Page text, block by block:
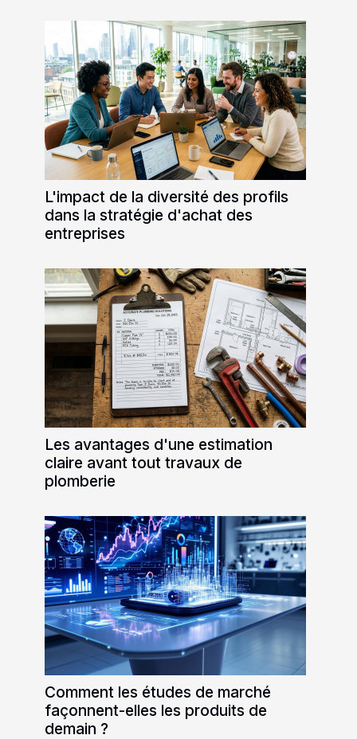
L'impact de la diversité des profils
dans la stratégie d'achat des
entreprises
Les avantages d'une estimation
claire avant tout travaux de
plomberie
Comment les études de marché
façonnent-elles les produits de
demain ?